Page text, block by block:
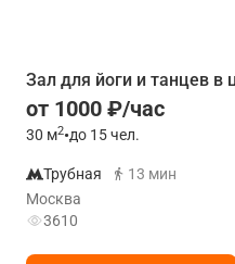
Зал для йоги и танцев в
от 1000 ₽/час
30 м2•до 15 чел.
Трубная
13 мин
Москва
3610